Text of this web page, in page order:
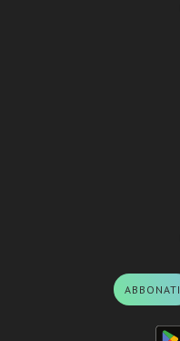
ABBONATI